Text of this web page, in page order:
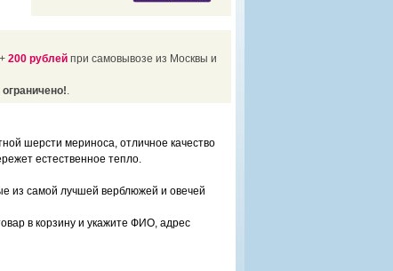
+ 200 рублей при самовывозе из Москвы и
.
шерсти мериноса, отличное качество
естественное тепло.
из самой лучшей верблюжей и овечей
в корзину и укажите ФИО, адрес